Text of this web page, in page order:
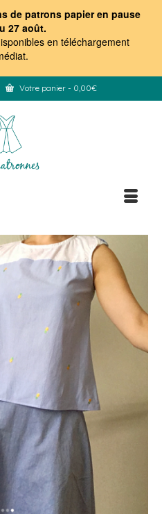
de patrons papier en pause
27 août.
en téléchargement
.
Votre panier - 0,00€